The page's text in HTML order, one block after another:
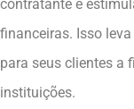
contratante e
financeiras. Isso
para seus clientes a
instituições.